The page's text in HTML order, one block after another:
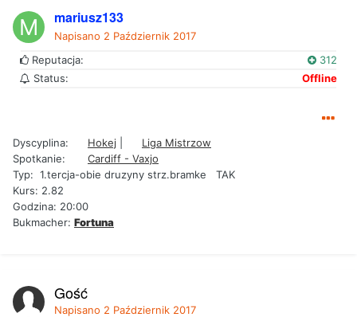
mariusz133
Napisano 2 Październik 2017
Reputacja:
312
Status:
Offline
Dyscyplina: Hokej
Liga Mistrzow
Spotkanie:
Cardiff - Vaxjo
Typ: 1.tercja-obie druzyny strz.bramke TAK
Kurs: 2.82
Godzina: 20:00
Bukmacher: Fortuna
Gość
Napisano 2 Październik 2017